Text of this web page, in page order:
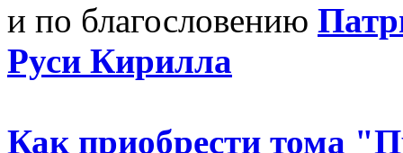
и по благословению
Руси Кирилла
Как приобрести тома